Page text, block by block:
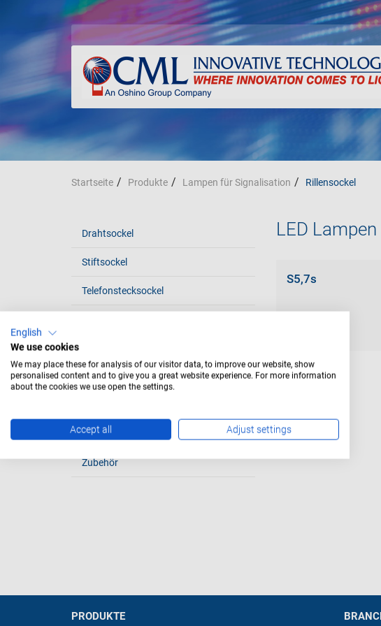
Startseite Produkte Lampen für Signalisation Rillensockel
Drahtsockel
Stiftsockel
Telefonstecksockel
Rillensockel
Schraubsockel
Zubehör
LED
S5,7s
PRODUKTE
English
We use cookies
We may place these for analysis of our visitor data, to improve our website, show
personalised content and to give you a great website experience. For more information
about the cookies we use open the settings.
Accept all Adjust settings